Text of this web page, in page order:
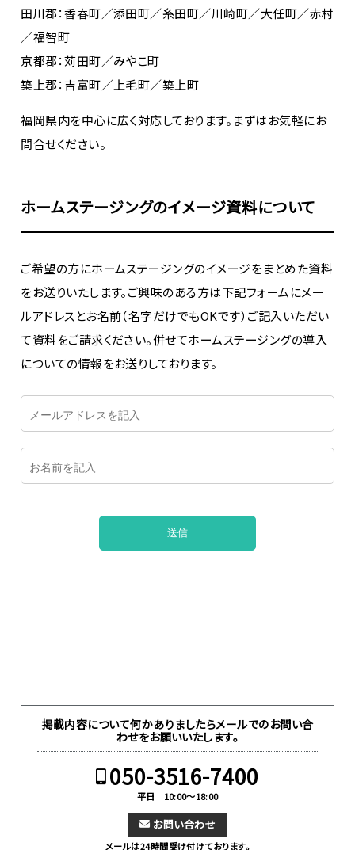
田川郡：香春町／添田町／糸田町／川崎町／大任町／赤村
／福智町
京都郡：苅田町／みやこ町
築上郡：吉富町／上毛町／築上町
福岡県内を中心に広く対応しております。まずはお気軽にお
問合せください。
ホームステージングのイメージ資料について
ご希望の方にホームステージングのイメージをまとめた資料
をお送りいたします。ご興味のある方は下記フォームにメー
ルアドレスとお名前（名字だけでもOKです）ご記入いただい
て資料をご請求ください。併せてホームステージングの導入
についての情報をお送りしております。
掲載内容について何かありましたらメールでのお問い合
わせをお願いいたします。
050-3516-7400
平日 10:00～18:00
お問い合わせ
メールは24時間受け付けております。